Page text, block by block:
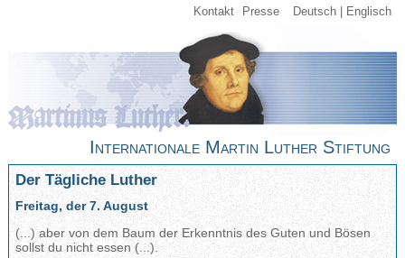
Kontakt Presse Deutsch Englisch
Internationale Martin Luther Stiftung
Der Tägliche Luther
Freitag, der 7. August
(...) aber von dem Baum der Erkenntnis des Guten und Bösen
sollst du nicht essen (...).